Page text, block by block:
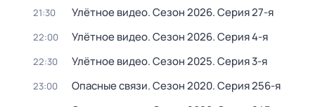
21:30 Улётное видео. Сезон 2026. Серия 27-я
22:00 Улётное видео. Сезон 2026. Серия 4-я
22:30 Улётное видео. Сезон 2025. Серия 3-я
23:00 Опасные связи. Сезон 2020. Серия 256-я